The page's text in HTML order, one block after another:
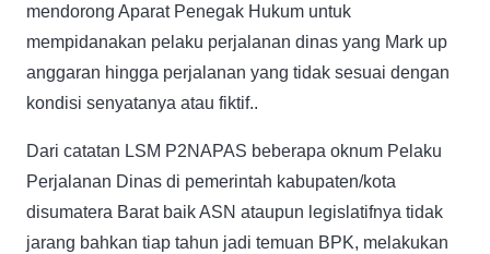
mendorong Aparat Penegak Hukum untuk
mempidanakan pelaku perjalanan dinas yang Mark up
anggaran hingga perjalanan yang tidak sesuai dengan
kondisi senyatanya atau fiktif..
Dari catatan LSM P2NAPAS beberapa oknum Pelaku
Perjalanan Dinas di pemerintah kabupaten/kota
disumatera Barat baik ASN ataupun legislatifnya tidak
jarang bahkan tiap tahun jadi temuan BPK, melakukan